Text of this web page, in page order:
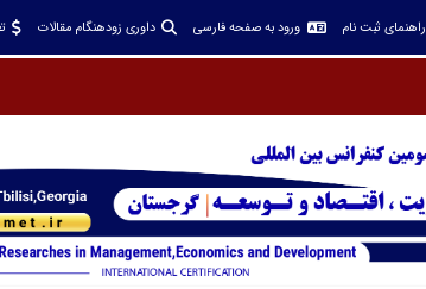
راهنمای ثبت نام ورود به صفحه فارسی داوری زودهنگام مقالات